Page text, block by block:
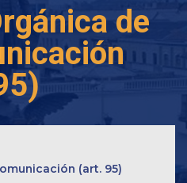
de
(art. 95)